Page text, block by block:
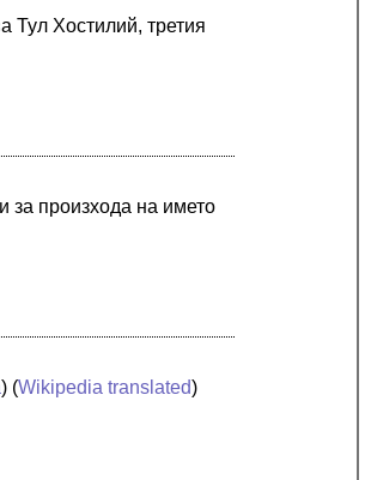
Тул Хостилий, третия
за произхода на името
) (Wikipedia translated)